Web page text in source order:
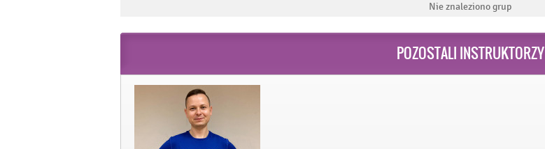
Nie znaleziono grup
POZOSTALI INSTRUKTORZY